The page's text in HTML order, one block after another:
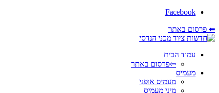
Facebook
⬅ פרסום באתר
עמוד הבית
⇦פרסום באתר
מעמיס
מעמיס אופני
מיני מעמיס